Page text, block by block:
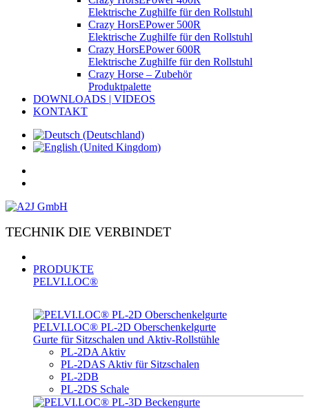
Elektrische Zughilfe für den Rollstuhl
Crazy HorsEPower 500R
Elektrische Zughilfe für den Rollstuhl
Crazy HorsEPower 600R
Elektrische Zughilfe für den Rollstuhl
Crazy Horse – Zubehör
Produktpalette
DOWNLOADS | VIDEOS
KONTAKT
TECHNIK DIE VERBINDET
PRODUKTE
PELVI.LOC®
PELVI.LOC® PL-­2D Oberschenkelgurte
Gurte für Sitzschalen und Aktiv-Rollstühle
PL-2DA Aktiv
PL-2DAS Aktiv für Sitzschalen
PL-2DB
PL-2DS Schale